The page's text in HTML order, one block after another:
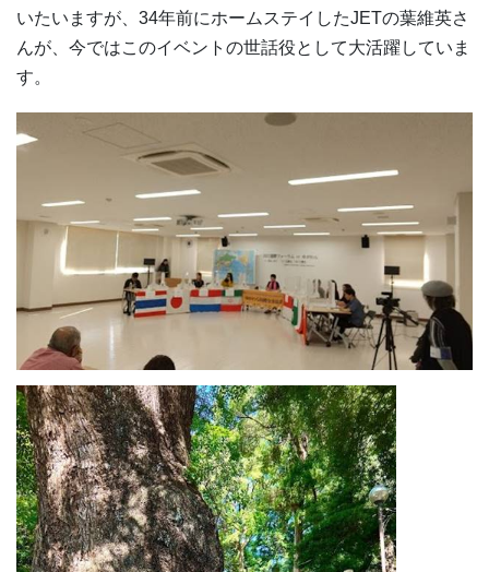
いたいますが、34年前にホームステイしたJETの葉維英さ
んが、今ではこのイベントの世話役として大活躍していま
す。